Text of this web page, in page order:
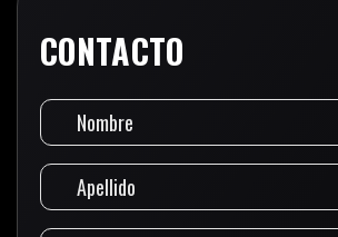
CONTACTO